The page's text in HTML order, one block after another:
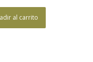
al carrito